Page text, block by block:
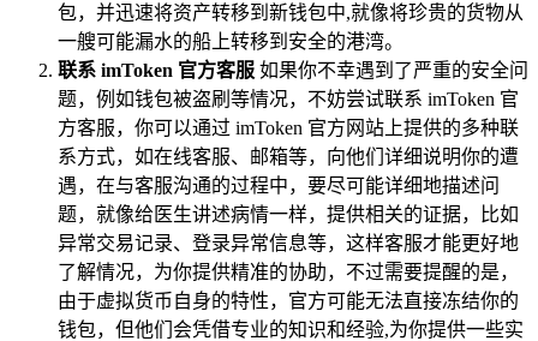
包，并迅速将资产转移到新钱包中,就像将珍贵的货物从
一艘可能漏水的船上转移到安全的港湾。
联系 imToken 官方客服 如果你不幸遇到了严重的安全问
题，例如钱包被盗刷等情况，不妨尝试联系 imToken 官
方客服，你可以通过 imToken 官方网站上提供的多种联
系方式，如在线客服、邮箱等，向他们详细说明你的遭
遇，在与客服沟通的过程中，要尽可能详细地描述问
题，就像给医生讲述病情一样，提供相关的证据，比如
异常交易记录、登录异常信息等，这样客服才能更好地
了解情况，为你提供精准的协助，不过需要提醒的是，
由于虚拟货币自身的特性，官方可能无法直接冻结你的
钱包，但他们会凭借专业的知识和经验,为你提供一些实